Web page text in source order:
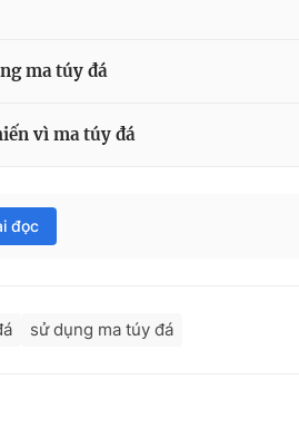
ma túy đá
vì ma túy đá
đọc
sử dụng ma túy đá